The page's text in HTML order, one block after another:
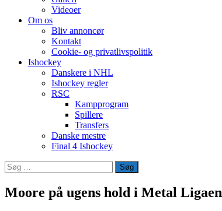
Videoer
Om os
Bliv annoncør
Kontakt
Cookie- og privatlivspolitik
Ishockey
Danskere i NHL
Ishockey regler
RSC
Kampprogram
Spillere
Transfers
Danske mestre
Final 4 Ishockey
Søg
efter:
Moore på ugens hold i Metal Ligaen